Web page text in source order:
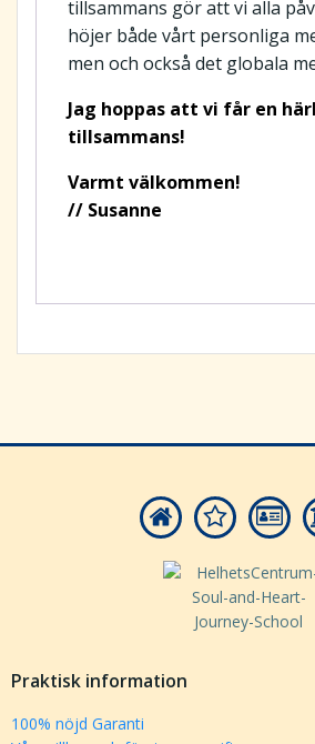
tillsammans gör att vi alla
höjer både vårt personliga
men och också det globala
Jag hoppas att vi får en
tillsammans!
Varmt välkommen!
// Susanne
Praktisk information
100% nöjd Garanti